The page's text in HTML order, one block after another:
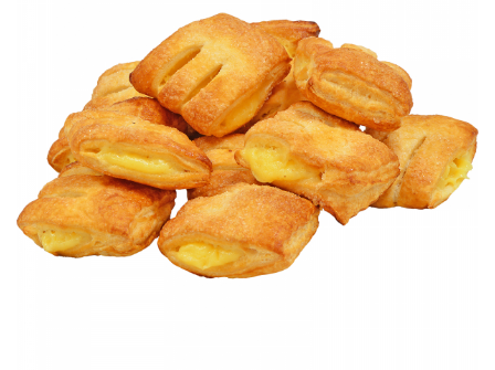
Cozonac Vegan (de post)
Cozonac Collection
Cozonac Cadou
Cozonac cu Unt
Cozonac Royal
Cozonac Mos Craciun
Cozonac Duofino